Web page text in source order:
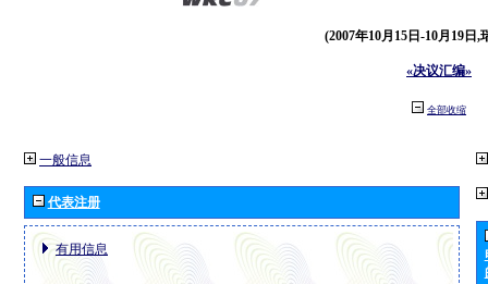
(2007年10月15日-10月19日,
«决议汇编»
全部收缩
一般信息
代表注册
有用信息